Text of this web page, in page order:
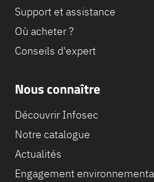
Support et assistance
Où acheter ?
Conseils d'expert
Nous connaître
Découvrir Infosec
Notre catalogue
Actualités
Engagement